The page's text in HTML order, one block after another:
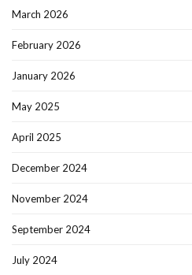
March 2026
February 2026
January 2026
May 2025
April 2025
December 2024
November 2024
September 2024
July 2024